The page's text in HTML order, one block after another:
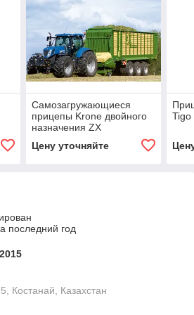
Самозагружающиеся
прицепы Krone двойного
назначения ZX
Цену уточняйте
Tigo
последний год
Костанай, Казахстан